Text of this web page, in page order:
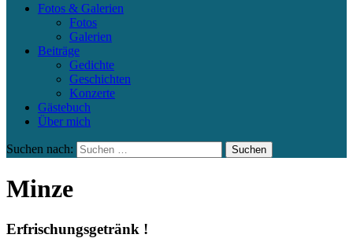
Fotos & Galerien
Fotos
Galerien
Beiträge
Gedichte
Geschichten
Konzerte
Gästebuch
Über mich
Suchen nach:
Minze
Erfrischungsgetränk !